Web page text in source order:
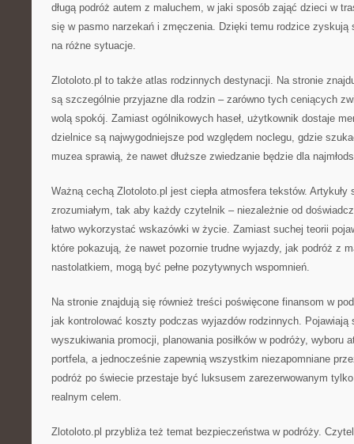
długą podróż autem z maluchem, w jaki sposób zająć dzieci w
się w pasmo narzekań i zmęczenia. Dzięki temu rodzice zyskują
na różne sytuacje.
Zlotoloto.pl to także atlas rodzinnych destynacji. Na stronie
są szczególnie przyjazne dla rodzin – zarówno tych ceniących
wolą spokój. Zamiast ogólnikowych haseł, użytkownik dostaje
dzielnice są najwygodniejsze pod względem noclegu, gdzie
muzea sprawią, że nawet dłuższe zwiedzanie będzie dla
Ważną cechą Zlotoloto.pl jest ciepła atmosfera tekstów. Artykuły
zrozumiałym, tak aby każdy czytelnik – niezależnie od
łatwo wykorzystać wskazówki w życie. Zamiast suchej teorii
które pokazują, że nawet pozornie trudne wyjazdy, jak podróż z
nastolatkiem, mogą być pełne pozytywnych wspomnień.
Na stronie znajdują się również treści poświęcone finansom w
jak kontrolować koszty podczas wyjazdów rodzinnych. Pojawiają
wyszukiwania promocji, planowania posiłków w podróży, wyboru
portfela, a jednocześnie zapewnią wszystkim niezapomniane
podróż po świecie przestaje być luksusem zarezerwowanym
realnym celem.
Zlotoloto.pl przybliża też temat bezpieczeństwa w podróży.